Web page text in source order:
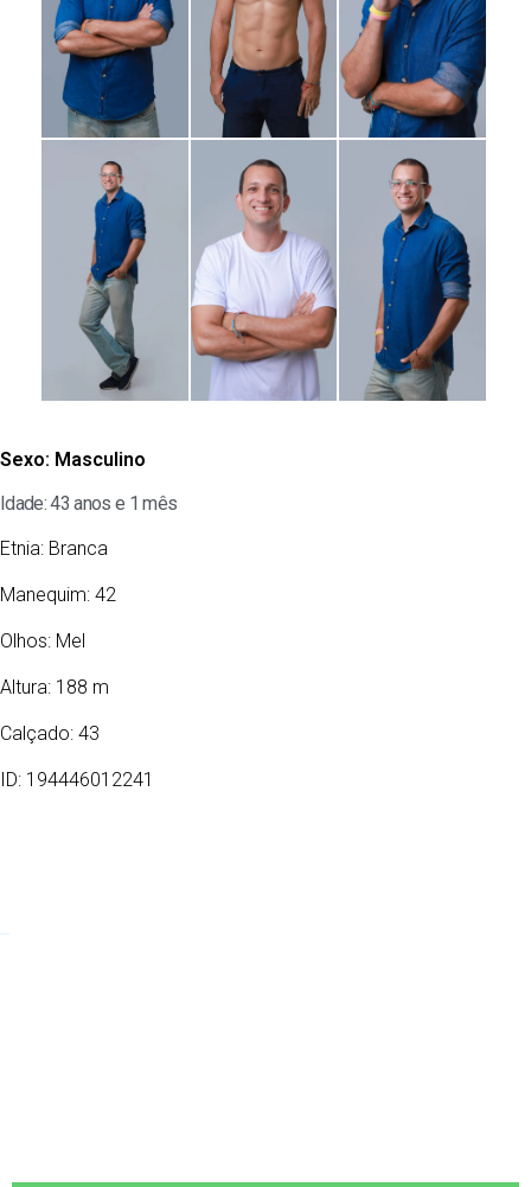
Sexo: Masculino
Idade: 43 anos e 1 mês
Etnia: Branca
Manequim: 42
Olhos: Mel
Altura: 188 m
Calçado: 43
ID: 194446012241